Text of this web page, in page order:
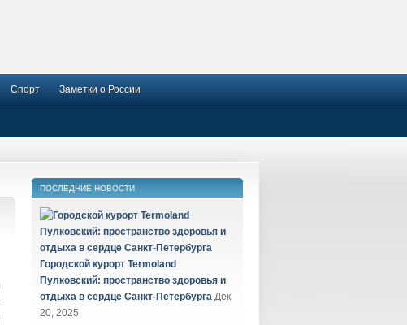
Спорт Заметки о России
ПОСЛЕДНИЕ НОВОСТИ
Городской курорт Termoland
Пулковский: пространство здоровья и
отдыха в сердце Санкт-Петербурга Дек
20, 2025